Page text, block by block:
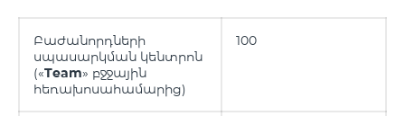
Բաժանորդների
սպասարկման կենտրոն
(«Team» բջջային
հեռախոսահամարից)
100